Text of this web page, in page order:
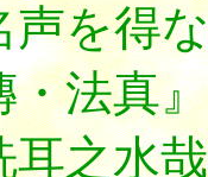
声を得
・法真
耳之水